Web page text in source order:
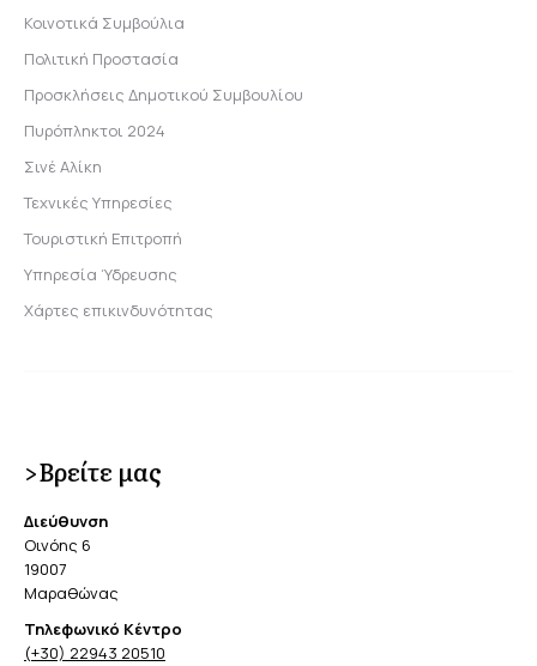
Κοινοτικά Συμβούλια
Πολιτική Προστασία
Προσκλήσεις Δημοτικού Συμβουλίου
Πυρόπληκτοι 2024
Σινέ Αλίκη
Τεχνικές Υπηρεσίες
Τουριστική Επιτροπή
Υπηρεσία Ύδρευσης
Χάρτες επικινδυνότητας
>Βρείτε μας
Διεύθυνση
Οινόης 6
19007
Μαραθώνας
Τηλεφωνικό Κέντρο
(+30) 22943 20510